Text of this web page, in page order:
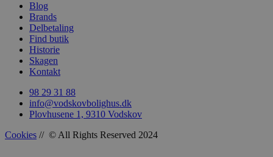
Blog
Brands
Delbetaling
Find butik
Historie
Skagen
Kontakt
98 29 31 88
info@vodskovbolighus.dk
Plovhusene 1, 9310 Vodskov
Cookies // © All Rights Reserved 2024
woocommerce_cart_hash